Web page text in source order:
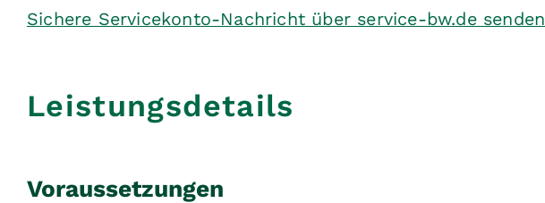
Sichere Servicekonto-Nachricht über service-bw.de senden
Leistungsdetails
Voraussetzungen